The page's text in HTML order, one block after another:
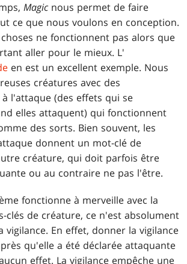
Magic nous permet de faire
ce que nous voulons en conception.
ne fonctionnent pas alors que
aller pour le mieux. L'
en est un excellent exemple. Nous
créatures avec des
l'attaque (des effets qui se
elles attaquent) qui fonctionnent
des sorts. Bien souvent, les
donnent un mot-clé de
créature, qui doit parfois être
ou au contraire ne pas l'être.
fonctionne à merveille avec la
clés de créature, ce n'est absolument
vigilance. En effet, donner la vigilance
qu'elle a été déclarée attaquante
effet. La vigilance empêche une